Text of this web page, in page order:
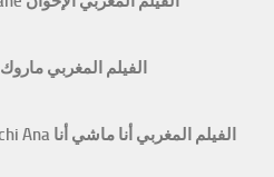
Film Marocain Marock الفيلم المغربي ماروك
Film marocain Ana Machi Ana الفيلم المغربي أنا ماشي أنا